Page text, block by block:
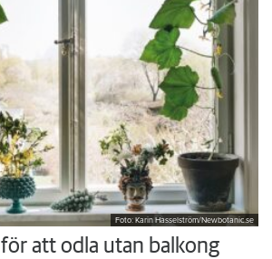
Foto: Karin Hasselström/Newbotanic.se
att odla utan balkong